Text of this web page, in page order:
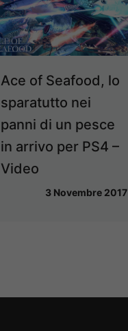
Ace of Seafood, lo
sparatutto nei
panni di un pesce
in arrivo per PS4 –
Video
3 Novembre 2017